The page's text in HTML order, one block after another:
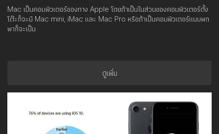
Mac เป็นคอมพิวเตอร์ของทาง Apple โดยถ้าเป็นในส่วนของคอมพิวเตอร์ตั้ง
โต๊ะก็จะมี Mac mini, iMac และ Mac Pro หรือถ้าเป็นคอมพิวเตอร์แบบพก
พาก็จะเป็น
ดูเพิ่ม